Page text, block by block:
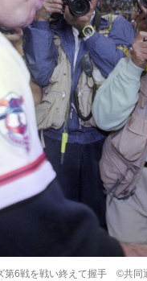
第6戦を戦い終えて握手 ©共同